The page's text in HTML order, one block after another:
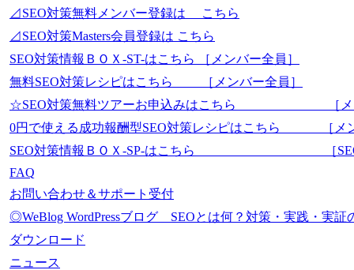
⊿SEO対策無料メンバー登録は こちら
⊿SEO対策Masters会員登録は こちら
SEO対策情報ＢＯＸ-ST-はこちら ［メンバー全員］
無料SEO対策レシピはこちら ［メンバー全員］
☆SEO対策無料ツアーお申込みはこちら ［メン
0円で使える成功報酬型SEO対策レシピはこちら ［メ
SEO対策情報ＢＯＸ-SP-はこちら ［SEO-
FAQ
お問い合わせ＆サポート受付
◎WeBlog WordPressブログ SEOとは何？対策・実践・実
ダウンロード
ニュース